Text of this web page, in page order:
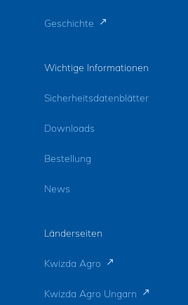
Geschichte
Wichtige Informationen
Sicherheitsdatenblätter
Downloads
Bestellung
News
Länderseiten
Kwizda Agro
Kwizda Agro Ungarn